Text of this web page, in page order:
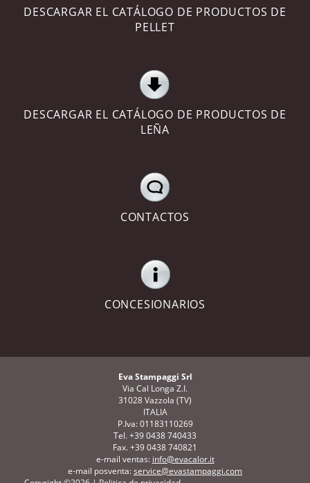
DESCARGAR EL CATÁLOGO DE PRODUCTOS DE
PELLET
DESCARGAR EL CATÁLOGO DE PRODUCTOS DE
LEÑA
CONTACTOS
CONCESIONARIOS
Eva Stampaggi Srl
Via Cal Longa Z.I.
31028 Vazzola (TV)
ITALIA
P.Iva: 01183110269
Tel. +39 0438 740433
Fax. +39 0438 740821
e-mail ventas: info@evacalor.it
e-mail posventa:service@evastampaggi.com